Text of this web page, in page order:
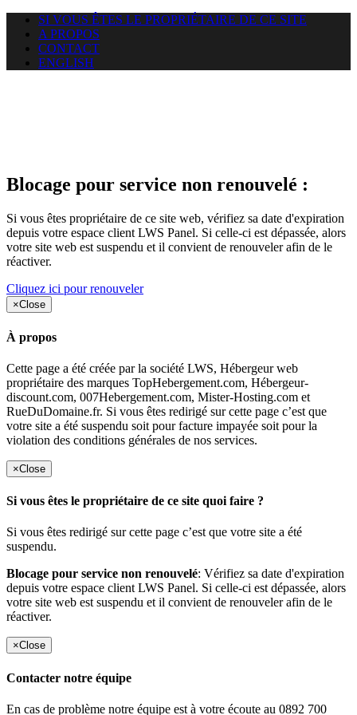
SI VOUS ÊTES LE PROPRIÉTAIRE DE CE SITE
A PROPOS
CONTACT
ENGLISH
Blocage pour service non renouvelé :
Si vous êtes propriétaire de ce site web, vérifiez sa date d'expiration
depuis votre espace client LWS Panel. Si celle-ci est dépassée, alors
votre site web est suspendu et il convient de renouveler afin de le
réactiver.
Cliquez ici pour renouveler
×Close
À propos
Cette page a été créée par la société LWS, Hébergeur web
propriétaire des marques TopHebergement.com, Hébergeur-
discount.com, 007Hebergement.com, Mister-Hosting.com et
RueDuDomaine.fr. Si vous êtes redirigé sur cette page c’est que
votre site a été suspendu soit pour facture impayée soit pour la
violation des conditions générales de nos services.
×Close
Si vous êtes le propriétaire de ce site quoi faire ?
Si vous êtes redirigé sur cette page c’est que votre site a été
suspendu.
Blocage pour service non renouvelé: Vérifiez sa date d'expiration
depuis votre espace client LWS Panel. Si celle-ci est dépassée, alors
votre site web est suspendu et il convient de renouveler afin de le
réactiver.
×Close
Contacter notre équipe
En cas de problème notre équipe est à votre écoute au 0892 700